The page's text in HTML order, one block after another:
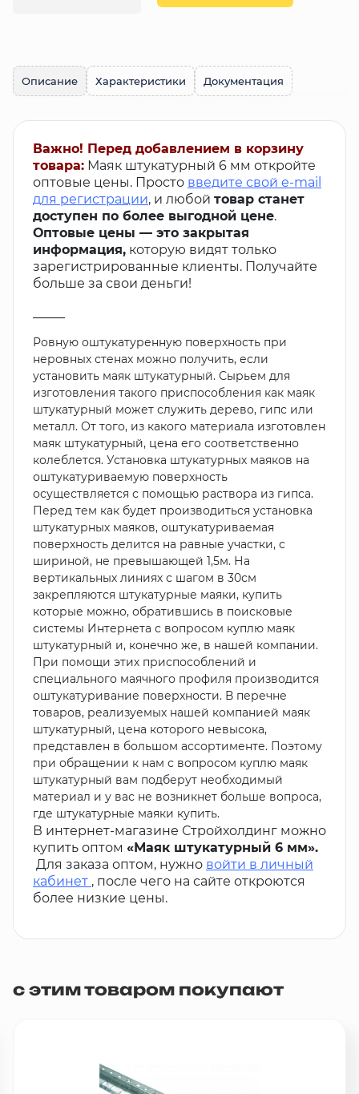
Описание Характеристики Документация
Важно! Перед добавлением в корзину
товара: Маяк штукатурный 6 мм откройте
оптовые цены. Просто введите свой e-mail
для регистрации, и любой товар станет
доступен по более выгодной цене.
Оптовые цены — это закрытая
информация, которую видят только
зарегистрированные клиенты. Получайте
больше за свои деньги!
Ровную оштукатуренную поверхность при
неровных стенах можно получить, если
установить маяк штукатурный. Сырьем для
изготовления такого приспособления как маяк
штукатурный может служить дерево, гипс или
металл. От того, из какого материала изготовлен
маяк штукатурный, цена его соответственно
колеблется. Установка штукатурных маяков на
оштукатуриваемую поверхность
осуществляется с помощью раствора из гипса.
Перед тем как будет производиться установка
штукатурных маяков, оштукатуриваемая
поверхность делится на равные участки, с
шириной, не превышающей 1,5м. На
вертикальных линиях с шагом в 30см
закрепляются штукатурные маяки, купить
которые можно, обратившись в поисковые
системы Интернета с вопросом куплю маяк
штукатурный и, конечно же, в нашей компании.
При помощи этих приспособлений и
специального маячного профиля производится
оштукатуривание поверхности. В перечне
товаров, реализуемых нашей компанией маяк
штукатурный, цена которого невысока,
представлен в большом ассортименте. Поэтому
при обращении к нам с вопросом куплю маяк
штукатурный вам подберут необходимый
материал и у вас не возникнет больше вопроса,
где штукатурные маяки купить.
В интернет-магазине Стройхолдинг можно
купить оптом «Маяк штукатурный 6 мм».
Для заказа оптом, нужно войти в личный
кабинет , после чего на сайте откроются
более низкие цены.
с этим товаром покупают